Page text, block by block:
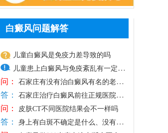
白癜风问题解答
儿童白癜风是免疫力差导致的吗
儿童患上白癜风与免疫紊乱有一定关
系，通常还会受到其他因素影响，如
暴晒、外伤、化学物质刺激、缺乏微
量元素等。患上白癜风，还需养成健
康生活习惯，规律作息，均衡饮食，
问：
家
答：
医生有丰富经验，祛白更有谱。石家庄远
大中医皮肤病医院专攻白斑诊断、治疗、
问： 皮肤CT不同医院结果会不一样吗
答：